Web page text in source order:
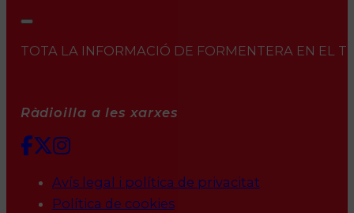
TOTA LA INFORMACIÓ DE FORMENTERA EN EL
Ràdioilla a les xarxes
Avís legal i política de privacitat
Política de cookies